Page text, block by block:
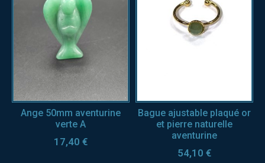
Ange 50mm aventurine
verte A
17,40 €
Bague ajustable plaqué or
et pierre naturelle
aventurine
54,10 €